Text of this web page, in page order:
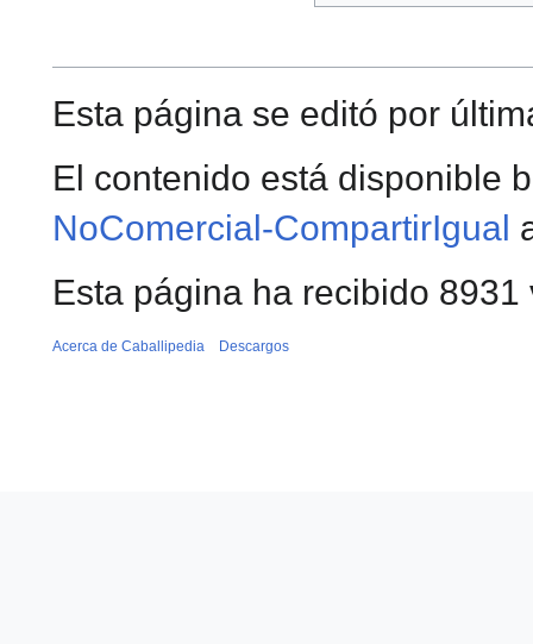
Esta página se editó por
El contenido está disponible
NoComercial-CompartirIgual
Esta página ha recibido 8931
Acerca de Caballipedia Descargos